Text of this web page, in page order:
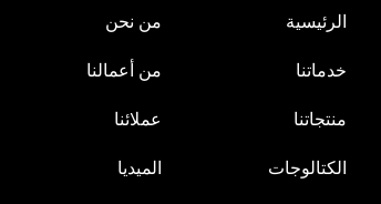
الرئيسية من نحن
خدماتنا من أعمالنا
منتجاتنا عملائنا
الكتالوجات الميديا